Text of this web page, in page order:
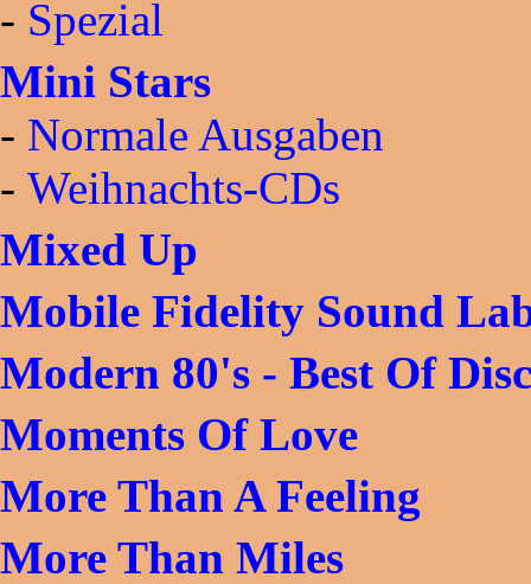
- Spezial
Mini Stars
- Normale Ausgaben
- Weihnachts-CDs
Mixed Up
Mobile Fidelity Sound
Modern 80's - Best Of
Moments Of Love
More Than A Feeling
More Than Miles